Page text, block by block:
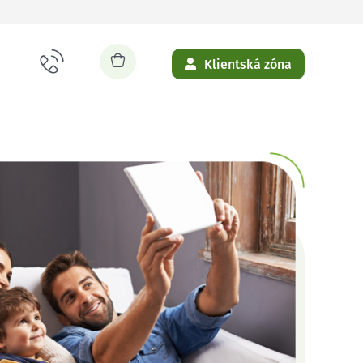
Klientská zóna